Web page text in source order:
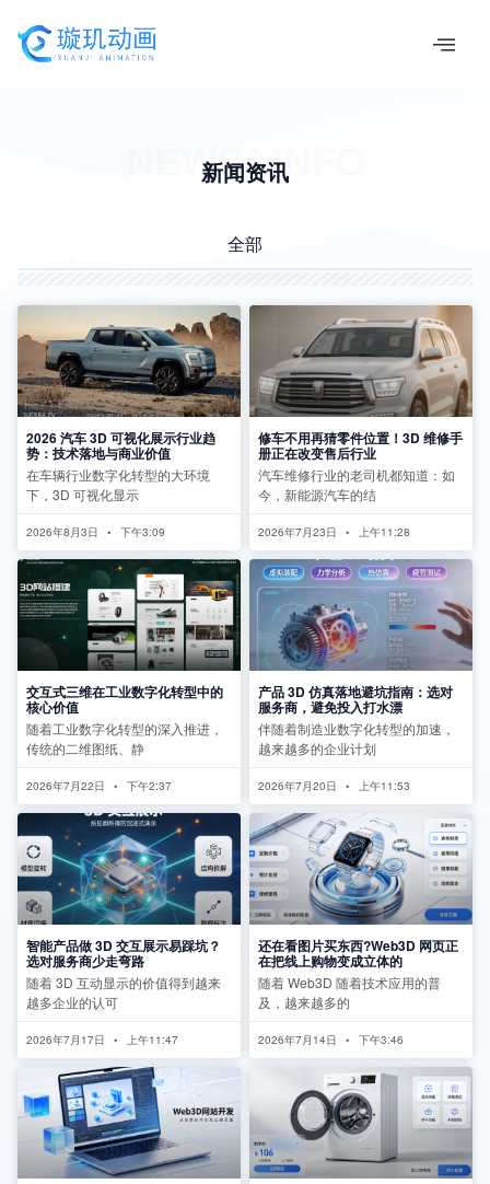
NEWS&INFO
新闻资讯
全部
2026 汽车 3D 可视化展示行业趋
势：技术落地与商业价值
在车辆行业数字化转型的大环境
下，3D 可视化显示
2026年8月3日 下午3:09
修车不用再猜零件位置！3D 维修手
册正在改变售后行业
汽车维修行业的老司机都知道：如
今，新能源汽车的结
2026年7月23日 上午11:28
交互式三维在工业数字化转型中的
核心价值
随着工业数字化转型的深入推进，
传统的二维图纸、静
2026年7月22日 下午2:37
产品 3D 仿真落地避坑指南：选对
服务商，避免投入打水漂
伴随着制造业数字化转型的加速，
越来越多的企业计划
2026年7月20日 上午11:53
智能产品做 3D 交互展示易踩坑？
选对服务商少走弯路
随着 3D 互动显示的价值得到越来
越多企业的认可
2026年7月17日 上午11:47
还在看图片买东西?Web3D 网页正
在把线上购物变成立体的
随着 Web3D 随着技术应用的普
及，越来越多的
2026年7月14日 下午3:46